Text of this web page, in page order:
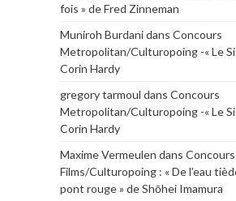
fois » de Fred Zinneman
Muniroh Burdanidans Concours
Metropolitan/Culturopoing -« Le
Corin Hardy
gregory tarmoul dans Concours
Metropolitan/Culturopoing -« Le
Corin Hardy
Maxime Vermeulen dans
Films/Culturopoing : « De l’eau
pont rouge » de Shōhei Imamura